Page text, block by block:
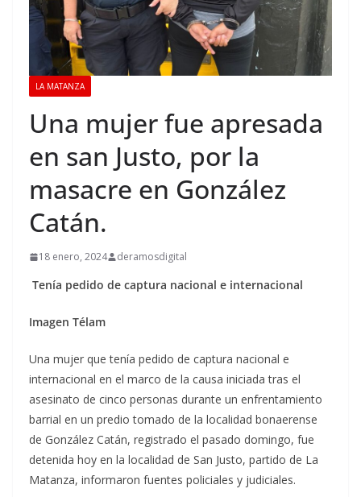
LA MATANZA
Una mujer fue apresada
en san Justo, por la
masacre en González
Catán.
18 enero, 2024 deramosdigital
Tenía pedido de captura nacional e internacional
Imagen Télam
Una mujer que tenía pedido de captura nacional e
internacional en el marco de la causa iniciada tras el
asesinato de cinco personas durante un enfrentamiento
barrial en un predio tomado de la localidad bonaerense
de González Catán, registrado el pasado domingo, fue
detenida hoy en la localidad de San Justo, partido de La
Matanza, informaron fuentes policiales y judiciales.